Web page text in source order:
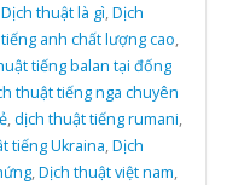
Dịch thuật là gì,Dịch
anh chất lượng cao,
tiếng balan tại đống
thuật tiếng nga chuyên
,dịch thuật tiếng rumani,
tiếng Ukraina,Dịch
,Dịch thuật việt nam,